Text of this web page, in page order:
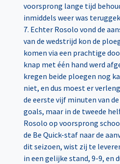
voorsprong lange tijd
inmiddels weer was
7. Echter Rosolo vond de
van de wedstrijd kon de
komen via een prachtige
knap met één hand werd
kregen beide ploegen nog
niet, en dus moest er
de eerste vijf minuten van
goals, maar in de tweede
Rosolo op voorsprong
de Be Quick-staf naar de
dit seizoen, wist zij te
in een gelijke stand, 9-9, en